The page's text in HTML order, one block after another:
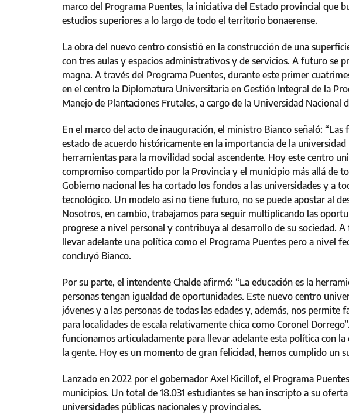
marco del Programa Puentes, la iniciativa del Estado provincial que
estudios superiores a lo largo de todo el territorio bonaerense.
La obra del nuevo centro consistió en la construcción de una
con tres aulas y espacios administrativos y de servicios. A futuro se
magna. A través del Programa Puentes, durante este primer
en el centro la Diplomatura Universitaria en Gestión Integral de la
Manejo de Plantaciones Frutales, a cargo de la Universidad Nacional
En el marco del acto de inauguración, el ministro Bianco señaló:
estado de acuerdo históricamente en la importancia de la
herramientas para la movilidad social ascendente. Hoy este centro
compromiso compartido por la Provincia y el municipio más allá de
Gobierno nacional les ha cortado los fondos a las universidades y a
tecnológico. Un modelo así no tiene futuro, no se puede apostar al
Nosotros, en cambio, trabajamos para seguir multiplicando las
progrese a nivel personal y contribuya al desarrollo de su sociedad.
llevar adelante una política como el Programa Puentes pero a nivel
concluyó Bianco.
Por su parte, el intendente Chalde afirmó: “La educación es la
personas tengan igualdad de oportunidades. Este nuevo centro
jóvenes y a las personas de todas las edades y, además, nos permite
para localidades de escala relativamente chica como Coronel
funcionamos articuladamente para llevar adelante esta política con la
la gente. Hoy es un momento de gran felicidad, hemos cumplido un
Lanzado en 2022 por el gobernador Axel Kicillof, el Programa
municipios. Un total de 18.031 estudiantes se han inscripto a su
universidades públicas nacionales y provinciales.